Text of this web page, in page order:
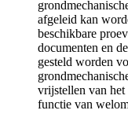
afgeleid kan
beschikbare
documenten en
gesteld worden
vrijstellen van
functie van